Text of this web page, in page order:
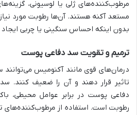
مرطوب‌کننده‌های ژلی یا لوسیونی،
مستعد آکنه هستند. آن‌ها رطوبت مورد
بدون اینکه احساس سنگینی یا چربی ایجاد
ترمیم و تقویت سد دفاعی پوست
درمان‌های قوی مانند آکنومیس
تاثیر قرار دهند و آن را ضعیف کنند.
دفاعی پوست در برابر عوامل محیطی،
رطوبت است. استفاده از مرطوب‌کننده‌های